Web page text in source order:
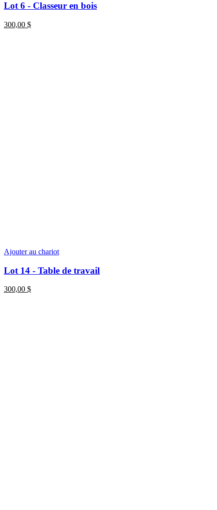
Lot 6 - Classeur en bois
300,00 $
Ajouter au chariot
Lot 14 - Table de travail
300,00 $